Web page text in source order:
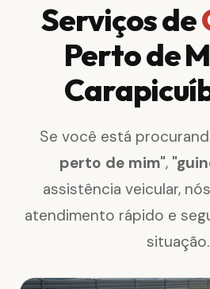
Serviços de
Perto de
Se você está
perto de mim",
assistência veicular,
atendimento rápido e
situação.